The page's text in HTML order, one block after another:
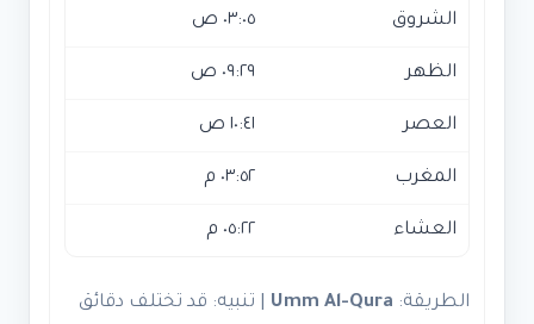
الشروق ٠٣:٠٥ ص
الظهر ٠٩:٢٩ ص
العصر ١٠:٤١ ص
المغرب ٠٣:٥٢ م
العشاء ٠٥:٢٢ م
الطريقة: Umm Al-Qura | تنبيه: قد تختلف دقائق